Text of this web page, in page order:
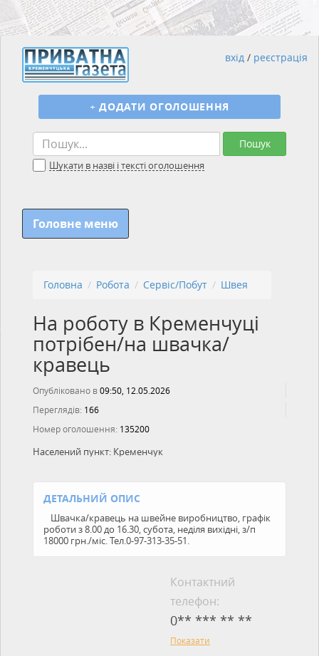
Пошук
Шукати в назві і тексті оголошення
+ ДОДАТИ ОГОЛОШЕННЯ
вхід / реєстрація
Головне меню
Головна Робота Сервіс/Побут Швея
На роботу в Кременчуці
потрібен/на швачка/
кравець
Опубліковано в09:50, 12.05.2026
Переглядів: 166
Номер оголошення: 135200
Населений пункт: Кременчук
ДЕТАЛЬНИЙ ОПИС
Швачка/кравець на швейне виробництво, графік
роботи з 8.00 до 16.30, субота, неділя вихідні, з/п
18000 грн./міс. Тел.0-97-313-35-51.
Контактний
телефон:
0** *** ** **
Показати